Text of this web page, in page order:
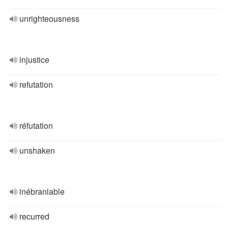
unrighteousness
injustice
refutation
réfutation
unshaken
inébranlable
recurred